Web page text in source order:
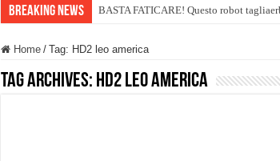
Breaking News BASTA FATICARE! Questo robot
Dashcam 70mai A810 Lite: Piccola, 4K e
Home / Tag: HD2 leo america
Tag Archives: HD2 leo america